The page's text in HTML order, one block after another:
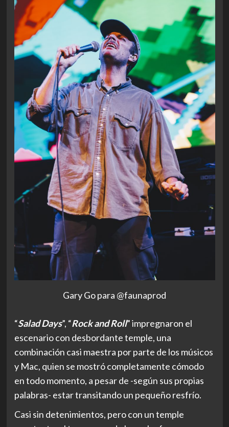
Gary Go para @faunaprod
“Salad Days”, “Rock and Roll” impregnaron el
escenario con desbordante temple, una
combinación casi maestra por parte de los músicos
y Mac, quien se mostró completamente cómodo
en todo momento, a pesar de -según sus propias
palabras- estar transitando un pequeño resfrío.
Casi sin detenimientos, pero con un temple